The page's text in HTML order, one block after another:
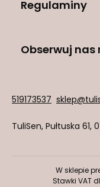
Regulaminy
Obserwuj nas
519173537
TuliSen, Pułtuska 61,
W sklepie
Stawki VAT